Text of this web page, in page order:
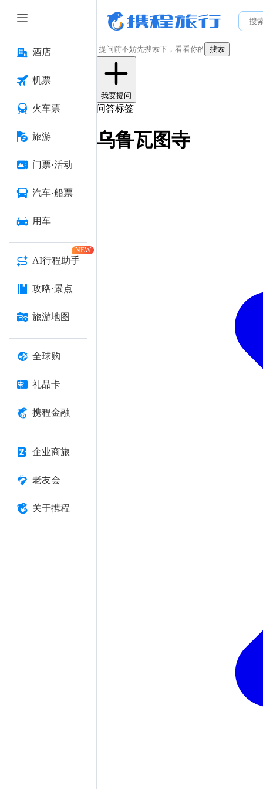
酒店
机票
火车票
旅游
门票·活动
汽车·船票
用车
AI行程助手
NEW
攻略·景点
旅游地图
全球购
礼品卡
携程金融
企业商旅
老友会
关于携程
搜索
我要提问
问答标签
乌鲁瓦图寺